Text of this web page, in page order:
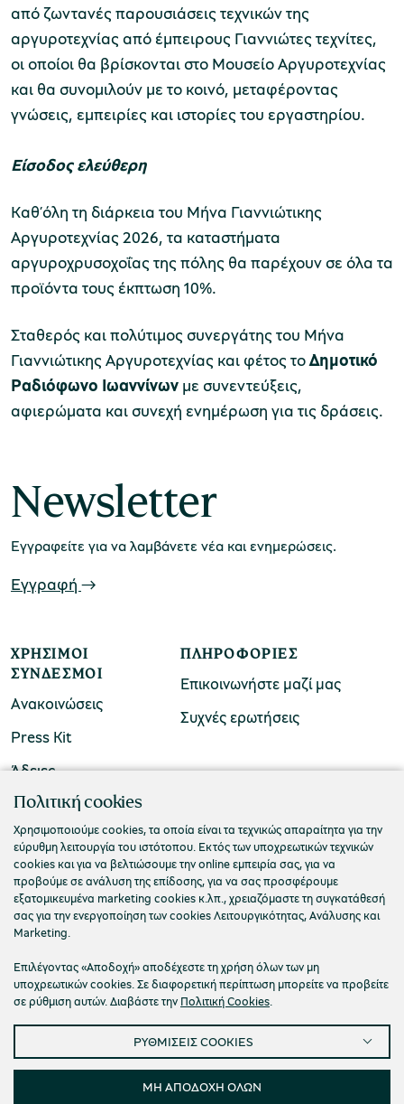
από ζωντανές παρουσιάσεις τεχνικών της
αργυροτεχνίας από έμπειρους Γιαννιώτες τεχνίτες,
οι οποίοι θα βρίσκονται στο Μουσείο Αργυροτεχνίας
και θα συνομιλούν με το κοινό, μεταφέροντας
γνώσεις, εμπειρίες και ιστορίες του εργαστηρίου.
Είσοδος ελεύθερη
Καθ’όλη τη διάρκεια του Μήνα Γιαννιώτικης
Αργυροτεχνίας 2026, τα καταστήματα
αργυροχρυσοχοΐας της πόλης θα παρέχουν σε όλα τα
προϊόντα τους έκπτωση 10%.
Σταθερός και πολύτιμος συνεργάτης του Μήνα
Γιαννιώτικης Αργυροτεχνίας και φέτος τοΔημοτικό
Ραδιόφωνο Ιωαννίνων με συνεντεύξεις,
αφιερώματα και συνεχή ενημέρωση για τις δράσεις.
Newsletter
Εγγραφείτε για να λαμβάνετε νέα και ενημερώσεις.
Εγγραφή
ΧΡΉΣΙΜΟΙ
ΣΎΝΔΕΣΜΟΙ
Ανακοινώσεις
Press Kit
Άδειες
ΠΛΗΡΟΦΟΡΊΕΣ
Επικοινωνήστε μαζί μας
Συχνές ερωτήσεις
ΠΟΛΙΤΙΣΤΙΚΟ ΙΔΡΥΜΑ ΟΜΙΛΟΥ ΠΕΙΡΑΙΩΣ
Τ. 210 3256922
Ε. info@piop.gr
ΣΥΝΔΕΘΕΙΤΕ ΜΑΖΙ ΜΑΣ
Πολιτική απορρήτου Όροι χρήσης
Cookies
Ρυθμίσεις Cookies
Προσβασιμότητα
Πολιτική cookies
Χρησιμοποιούμε cookies, τα οποία είναι τα τεχνικώς απαραίτητα για την
εύρυθμη λειτουργία του ιστότοπου. Εκτός των υποχρεωτικών τεχνικών
cookies και για να βελτιώσουμε την online εμπειρία σας, για να
προβούμε σε ανάλυση της επίδοσης, για να σας προσφέρουμε
εξατομικευμένα marketing cookies κ.λπ., χρειαζόμαστε τη συγκατάθεσή
σας για την ενεργοποίηση των cookies Λειτουργικότητας, Ανάλυσης και
Marketing.
Επιλέγοντας «Αποδοχή» αποδέχεστε τη χρήση όλων των μη
υποχρεωτικών cookies. Σε διαφορετική περίπτωση μπορείτε να προβείτε
σε ρύθμιση αυτών. Διαβάστε την Πολιτική Cookies.
ΡΥΘΜΙΣΕΙΣ COOKIES
ΜΗ ΑΠΟΔΟΧΗ ΟΛΩΝ